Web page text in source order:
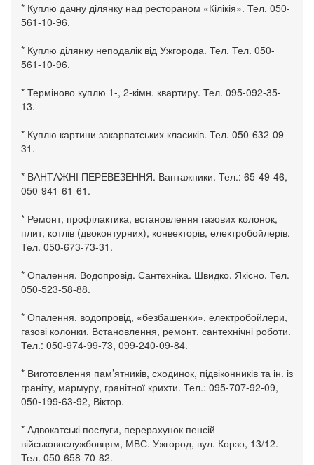
* Куплю дачну ділянку над рестораном «Кілікія». Тел. 050-
561-10-96.
* Куплю ділянку неподалік від Ужгорода. Тел. Тел. 050-
561-10-96.
* Терміново куплю 1-, 2-кімн. квартиру. Тел. 095-092-35-
13.
* Куплю картини закарпатських класиків. Тел. 050-632-09-
31.
* ВАНТАЖНІ ПЕРЕВЕЗЕННЯ. Вантажники. Тел.: 65-49-46,
050-941-61-61.
* Ремонт, профілактика, встановлення газових колонок,
плит, котлів (двоконтурних), конвекторів, електробойлерів.
Тел. 050-673-73-31.
* Опалення. Водопровід. Сантехніка. Швидко. Якісно. Тел.
050-523-58-88.
* Опалення, водопровід, «безбашенки», електробойлери,
газові колонки. Встановлення, ремонт, сантехнічні роботи.
Тел.: 050-974-99-73, 099-240-09-84.
* Виготовлення пам’ятників, сходинок, підвіконників та ін. із
граніту, мармуру, гранітної крихти. Тел.: 095-707-92-09,
050-199-63-92, Віктор.
* Адвокатські послуги, перерахунок пенсій
військовослужбовцям, МВС. Ужгород, вул. Корзо, 13/12.
Тел. 050-658-70-82.